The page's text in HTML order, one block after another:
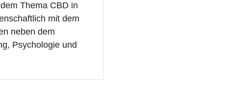
Thema CBD in
mit dem
neben dem
Psychologie und